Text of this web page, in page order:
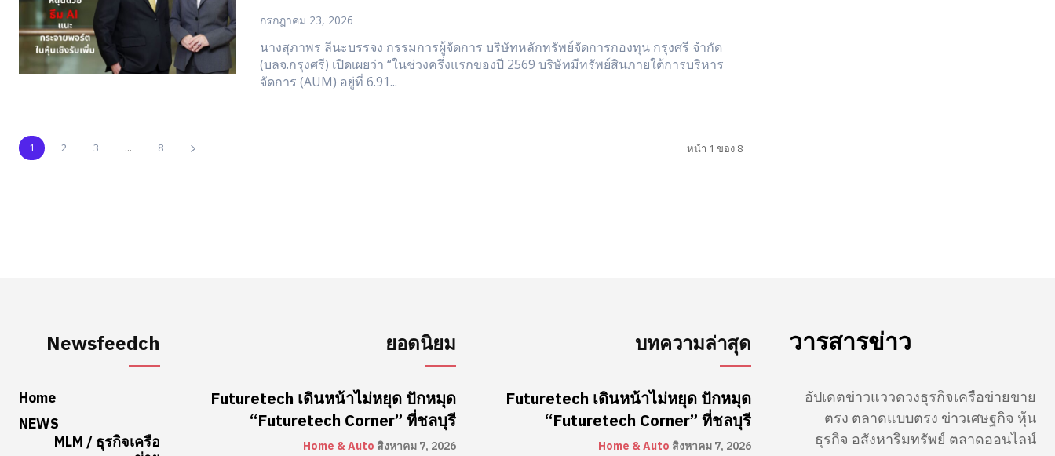
กรกฎาคม 23, 2026
นางสุภาพร ลีนะบรรจง กรรมการผู้จัดการ บริษัทหลักทรัพย์จัดการกองทุน กรุงศรี จำกัด
(บลจ.กรุงศรี) เปิดเผยว่า “ในช่วงครึ่งแรกของปี 2569 บริษัทมีทรัพย์สินภายใต้การบริหาร
จัดการ (AUM) อยู่ที่ 6.91...
1 2 3 ... 8 หน้า 1 ของ 8
Newsfeedch
Home
NEWS
MLM / ธุรกิจเครือ
ยอดนิยม
Futuretech เดินหน้าไม่หยุด ปักหมุด
“Futuretech Corner” ที่ชลบุรี
Home & Auto สิงหาคม 7, 2026
บทความล่าสุด
Futuretech เดินหน้าไม่หยุด ปักหมุด
“Futuretech Corner” ที่ชลบุรี
Home & Auto สิงหาคม 7, 2026
วารสารข่าว
อัปเดตข่าวแววดวงธุรกิจเครือข่ายขาย
ตรง ตลาดแบบตรง ข่าวเศษฐกิจ หุ้น
ธุรกิจ อสังหาริมทรัพย์ ตลาดออนไลน์